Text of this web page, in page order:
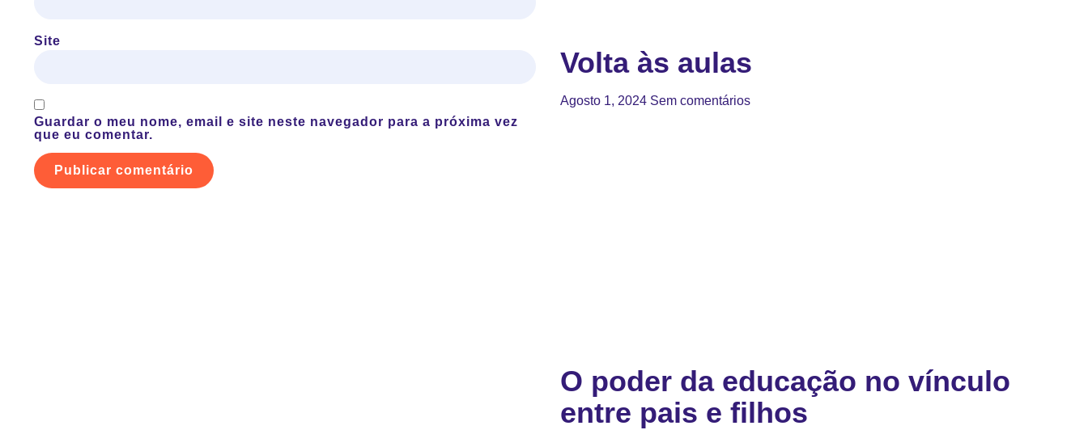
Site
Guardar o meu nome, email e site neste navegador para a próxima vez
que eu comentar.
Volta às aulas
Agosto 1, 2024 Sem comentários
O poder da educação no vínculo
entre pais e filhos